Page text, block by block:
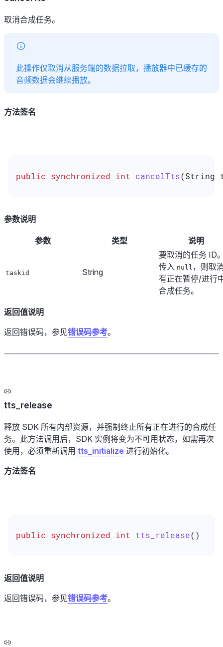
取消合成任务。
此操作仅取消从服务端的数据拉取，播放器中已缓存的
音频数据会继续播放。
方法签名
public synchronized int cancelTts(String
参数说明
参数 类型 说明
taskid String
要取消的任务 ID
传入 null ，则取
有正在暂停/进行
合成任务。
返回值说明
返回错误码，参见错误码参考。
tts_release
释放 SDK 所有内部资源，并强制终止所有正在进行的合成任
务。此方法调用后，SDK 实例将变为不可用状态，如需再次
使用，必须重新调用 tts_initialize 进行初始化。
方法签名
public synchronized int tts_release()
返回值说明
返回错误码，参见错误码参考。